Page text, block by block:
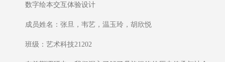
数字绘本交互体验设计
成员姓名：张旦，韦艺，温玉玲，胡欣悦
班级：艺术科技21202